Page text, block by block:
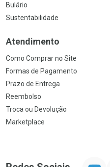
Bulário
Sustentabilidade
Atendimento
Como Comprar no Site
Formas de Pagamento
Prazo de Entrega
Reembolso
Troca ou Devolução
Marketplace